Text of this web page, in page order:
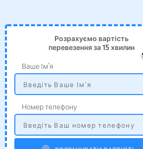
Розрахуємо вартість
перевезення за 15 хвилин
Ваше Ім`я
Номер телефону